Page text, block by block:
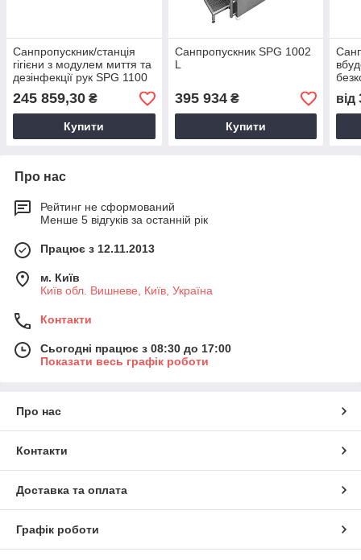
Санпропускник/станція
гігієни з модулем миття та
дезінфекції рук SPG 1100
R
245 859,30 ₴
Купити
Санпропускник SPG 1002
L
395 934₴
Купити
від
Про нас
Рейтинг не сформований
Менше 5 відгуків за останній рік
Працює з 12.11.2013
м. Київ
Київ обл. Вишневе, Київ, Україна
Контакти
Сьогодні працює з 08:30 до 17:00
Показати весь графік роботи
Про нас
Контакти
Доставка та оплата
Графік роботи